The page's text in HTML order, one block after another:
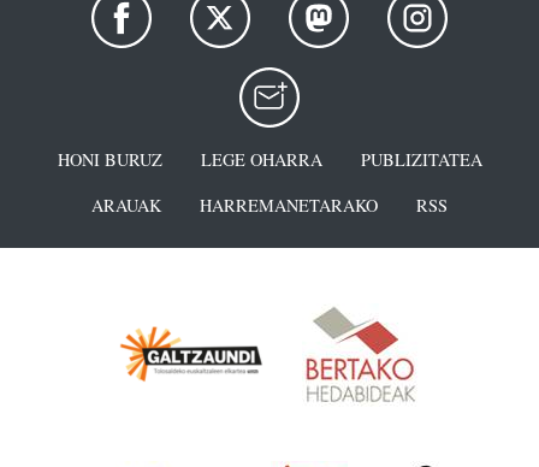
HONI BURUZ LEGE OHARRA
PUBLIZITATEA
ARAUAK
HARREMANETARAKO RSS